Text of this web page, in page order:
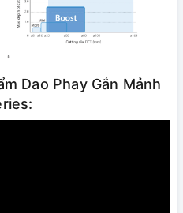
Dao Phay Gắn Mảnh